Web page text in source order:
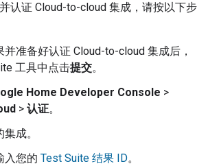
认证 Cloud-to-cloud 集成，请按以下步
并准备好认证 Cloud-to-cloud 集成后，
工具中点击提交。
Home Developer Console >
> 认证。
成。
入您的 Test Suite 结果 ID。